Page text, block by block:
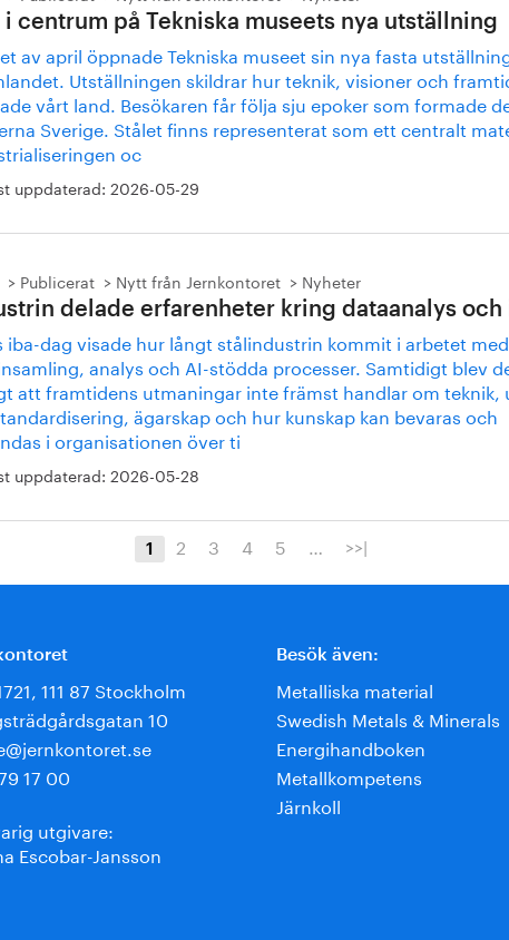
i centrum på Tekniska museets nya utställning
av april öppnade Tekniska museet sin nya fasta
Utställningen skildrar hur teknik, visioner och
vårt land. Besökaren får följa sju epoker som formade
Sverige. Stålet finns representerat som ett centralt
oc
uppdaterad: 2026-05-29
Publicerat Nytt från Jernkontoret Nyheter
delade erfarenheter kring dataanalys och
iba-dag visade hur långt stålindustrin kommit i arbetet med
analys och AI-stödda processer. Samtidigt blev
att framtidens utmaningar inte främst handlar om teknik,
ägarskap och hur kunskap kan bevaras och
i organisationen över ti
uppdaterad: 2026-05-28
1 2 3 4 5 … >>|
111 87 Stockholm
10
17 00
utgivare:
Escobar-Jansson
Besök även:
Metalliska material
Swedish Metals & Minerals
Energihandboken
Metallkompetens
Järnkoll